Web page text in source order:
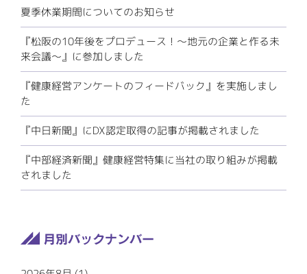
夏季休業期間についてのお知らせ
『松阪の10年後をプロデュース！～地元の企業と作る未
来会議～』に参加しました
『健康経営アンケートのフィードバック』を実施しまし
た
『中日新聞』にDX認定取得の記事が掲載されました
『中部経済新聞』健康経営特集に当社の取り組みが掲載
されました